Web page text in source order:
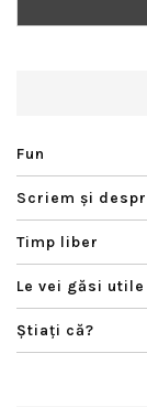
Fun
Scriem şi
Timp liber
Le vei găsi utile
Ştiaţi că?